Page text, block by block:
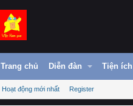
Trang chủ Diễn đàn Tiện ích
Hoạt động mới nhất Register